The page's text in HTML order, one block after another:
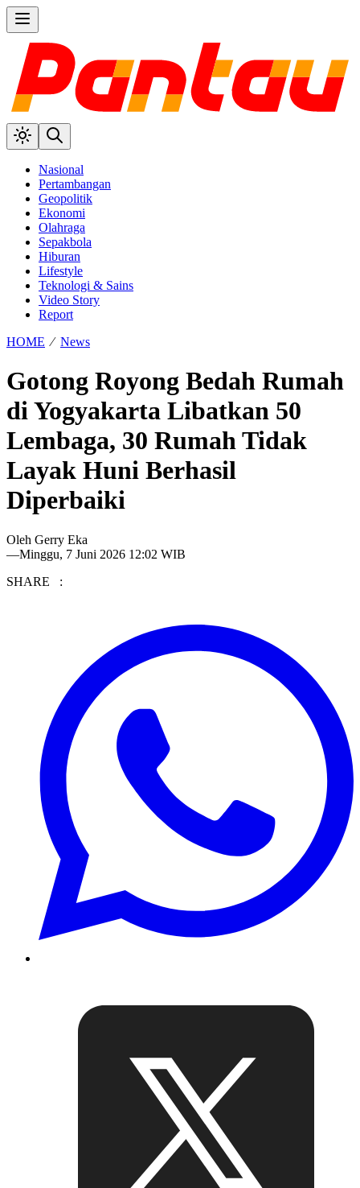
Nasional
Pertambangan
Geopolitik
Ekonomi
Olahraga
Sepakbola
Hiburan
Lifestyle
Teknologi & Sains
Video Story
Report
HOME ⁄ News
Gotong Royong Bedah Rumah
di Yogyakarta Libatkan 50
Lembaga, 30 Rumah Tidak
Layak Huni Berhasil
Diperbaiki
Oleh Gerry Eka
—Minggu, 7 Juni 2026 12:02 WIB
SHARE :